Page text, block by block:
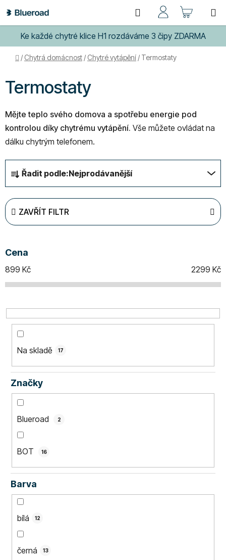
na
obsah
Ke každé chytré klice H1 rozdáváme 3 čipy ZDARMA
Hledat
KOŠÍK
Domů
/ Chytrá domácnost / Chytré vytápění / Termostaty
Termostaty
Mějte teplo svého domova a spotřebu energie pod
kontrolou díky chytrému vytápění. Vše můžete ovládat na
dálku chytrým telefonem.
z
e
n
r
o
d
k
t
Řadit podle:Nejprodávanější
ZAVŘÍT FILTR
Cena
899 Kč 2299 Kč
Na skladě 17
Značky
Blueroad 2
BOT 16
Barva
bílá 12
černá 13